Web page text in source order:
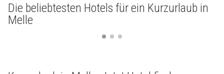
Die beliebtesten Hotels für ein Kurzurlaub in
Melle